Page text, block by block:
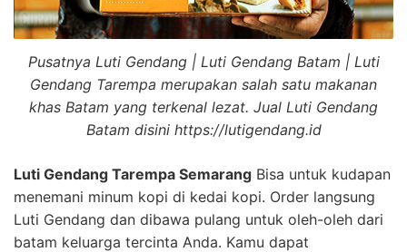
Pusatnya Luti Gendang | Luti Gendang Batam | Luti
Gendang Tarempa merupakan salah satu makanan
khas Batam yang terkenal lezat. Jual Luti Gendang
Batam disini https://lutigendang.id
Luti Gendang Tarempa Semarang Bisa untuk kudapan
menemani minum kopi di kedai kopi. Order langsung
Luti Gendang dan dibawa pulang untuk oleh-oleh dari
batam keluarga tercinta Anda. Kamu dapat